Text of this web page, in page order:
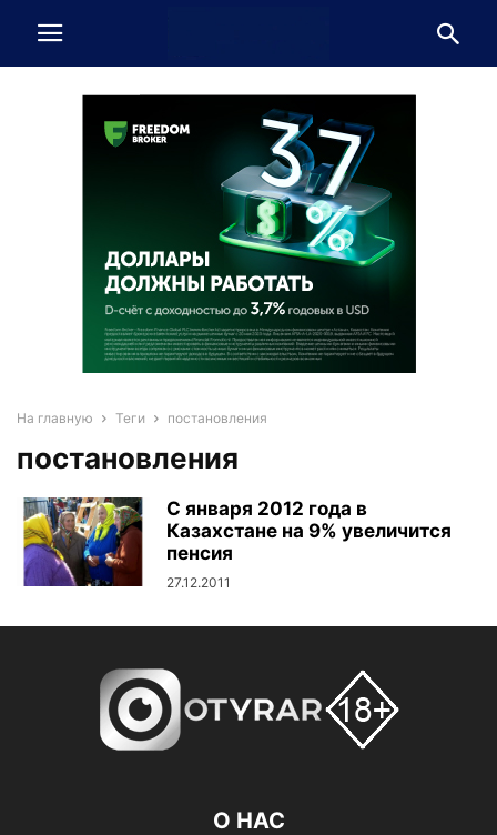
На главную Теги постановления
постановления
С января 2012 года в
Казахстане на 9% увеличится
пенсия
27.12.2011
О НАС